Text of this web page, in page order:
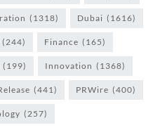
(1318) Dubai (1616)
(244) Finance (165)
(199) Innovation (1368)
(441) PRWire (400)
(257)